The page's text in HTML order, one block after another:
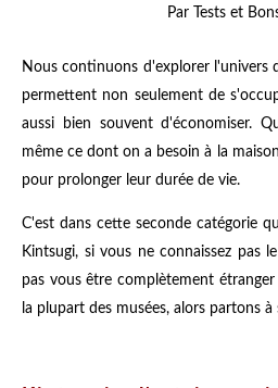
Par Tests et
Nous continuons d'explorer l'univers
permettent non seulement de
aussi bien souvent d'économiser.
même ce dont on a besoin à la
pour prolonger leur durée de vie.
C'est dans cette seconde catégorie
Kintsugi, si vous ne connaissez pas
pas vous être complètement
la plupart des musées, alors partons à